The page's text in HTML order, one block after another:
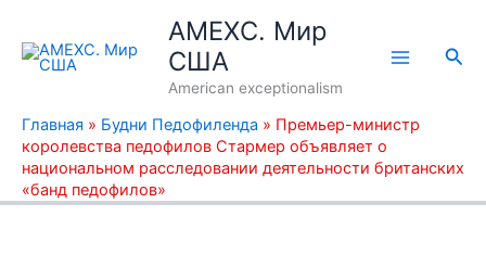
содержимому
AMEXC. Мир
США
American exceptionalism
Главная » Будни Педофиленда » Премьер-министр
королевства педофилов Стармер объявляет о
национальном расследовании деятельности британских
«банд педофилов»